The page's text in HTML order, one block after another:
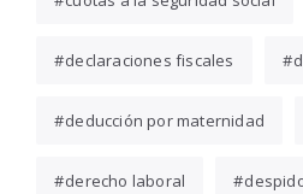
declaraciones fiscales
deducción por maternidad
derecho laboral